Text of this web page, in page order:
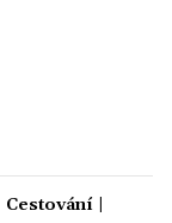
Cestování|